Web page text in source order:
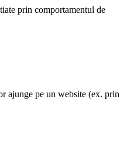
prin comportamentul de
ajunge pe un website (ex. prin